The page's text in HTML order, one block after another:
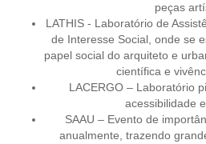
peças
LATHIS - Laboratório de
de Interesse Social, onde se
papel social do arquiteto e
científica e
LACERGO – Laboratório
acessibilidade
SAAU – Evento de
anualmente, trazendo